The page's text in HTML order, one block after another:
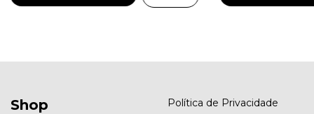
Shop Política de Privacidade